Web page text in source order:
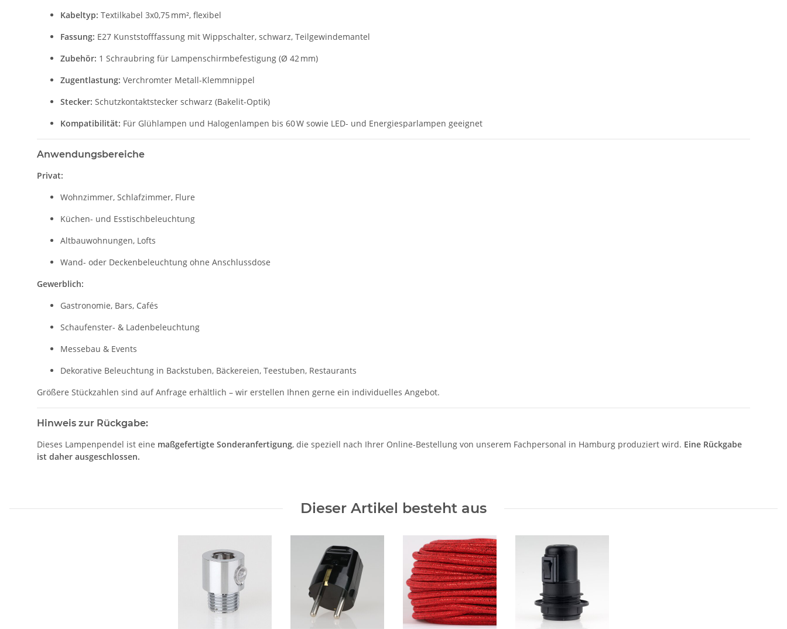
Kabeltyp: Textilkabel 3x0,75 mm², flexibel
Fassung: E27 Kunststofffassung mit Wippschalter, schwarz, Teilgewindemantel
Zubehör: 1 Schraubring für Lampenschirmbefestigung (Ø 42 mm)
Zugentlastung: Verchromter Metall-Klemmnippel
Stecker: Schutzkontaktstecker schwarz (Bakelit-Optik)
Kompatibilität: Für Glühlampen und Halogenlampen bis 60 W sowie LED- und Energiesparlampen geeignet
Anwendungsbereiche
Privat:
Wohnzimmer, Schlafzimmer, Flure
Küchen- und Esstischbeleuchtung
Altbauwohnungen, Lofts
Wand- oder Deckenbeleuchtung ohne Anschlussdose
Gewerblich:
Gastronomie, Bars, Cafés
Schaufenster- & Ladenbeleuchtung
Messebau & Events
Dekorative Beleuchtung in Backstuben, Bäckereien, Teestuben, Restaurants
Größere Stückzahlen sind auf Anfrage erhältlich – wir erstellen Ihnen gerne ein individuelles Angebot.
Hinweis zur Rückgabe:
Dieses Lampenpendel ist eine maßgefertigte Sonderanfertigung, die speziell nach Ihrer Online-Bestellung von unserem Fachpersonal in Hamburg produziert wird. Eine Rückgabe
ist daher ausgeschlossen.
Dieser Artikel besteht aus